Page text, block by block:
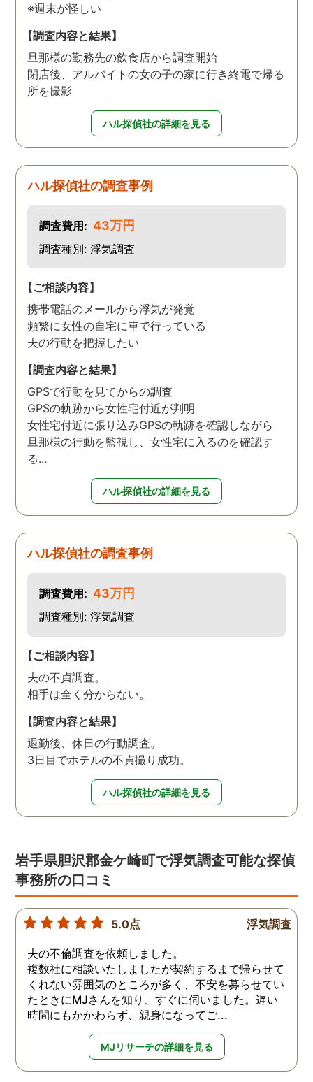
※週末が怪しい
【調査内容と結果】
旦那様の勤務先の飲食店から調査開始
閉店後、アルバイトの女の子の家に行き終電で帰る
所を撮影
ハル探偵社の詳細を見る
ハル探偵社の調査事例
調査費用: 43万円
調査種別: 浮気調査
【ご相談内容】
携帯電話のメールから浮気が発覚
頻繁に女性の自宅に車で行っている
夫の行動を把握したい
【調査内容と結果】
GPSで行動を見てからの調査
GPSの軌跡から女性宅付近が判明
女性宅付近に張り込みGPSの軌跡を確認しながら
旦那様の行動を監視し、女性宅に入るのを確認す
る...
ハル探偵社の詳細を見る
ハル探偵社の調査事例
調査費用: 43万円
調査種別: 浮気調査
【ご相談内容】
夫の不貞調査。
相手は全く分からない。
【調査内容と結果】
退勤後、休日の行動調査。
3日目でホテルの不貞撮り成功。
ハル探偵社の詳細を見る
岩手県胆沢郡金ケ崎町で浮気調査可能な探偵
事務所の口コミ
5.0点 浮気調査
夫の不倫調査を依頼しました。
複数社に相談いたしましたが契約するまで帰らせて
くれない雰囲気のところが多く、不安を募らせてい
たときにMJさんを知り、すぐに伺いました。遅い
時間にもかかわらず、親身になってご...
MJリサーチの詳細を見る